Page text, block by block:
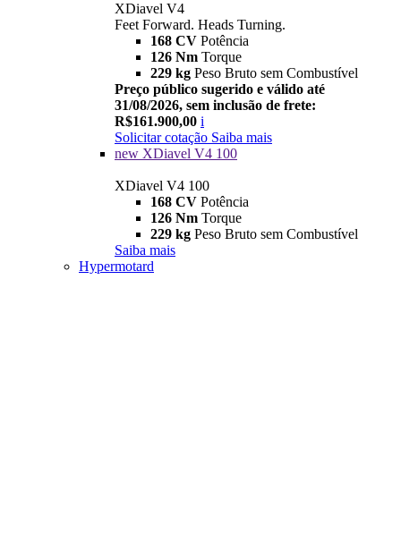
XDiavel V4
Feet Forward. Heads Turning.
168 CV Potência
126 Nm Torque
229 kg Peso Bruto sem Combustível
Preço público sugerido e válido até
31/08/2026, sem inclusão de frete:
R$161.900,00 i
Solicitar cotação Saiba mais
new XDiavel V4 100
XDiavel V4 100
168 CV Potência
126 Nm Torque
229 kg Peso Bruto sem Combustível
Saiba mais
Hypermotard